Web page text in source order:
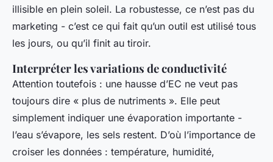
illisible en plein soleil. La robustesse, ce n’est pas du
marketing - c’est ce qui fait qu’un outil est utilisé tous
les jours, ou qu’il finit au tiroir.
Interpréter les variations de conductivité
Attention toutefois : une hausse d’EC ne veut pas
toujours dire « plus de nutriments ». Elle peut
simplement indiquer une évaporation importante -
l’eau s’évapore, les sels restent. D’où l’importance de
croiser les données : température, humidité,